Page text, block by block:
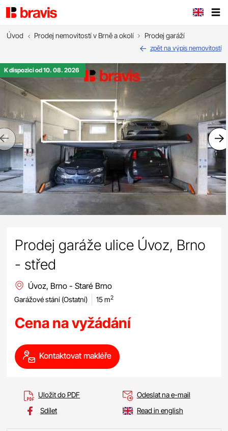
Úvod Prodej nemovitostí v Brně a okolí Prodej garáží
zpět na výpis nemovitostí
Previous
K dispozici od 10. 08. 2026
Prodej garáže ulice Úvoz, Brno
- střed
Úvoz, Brno - Staré Brno
Garážové stání (Ostatní) 15 m2
Cena na vyžádání
Kontaktovat makléře
Uložit do PDF
Odeslat na e-mail
Sdílet
Read in english